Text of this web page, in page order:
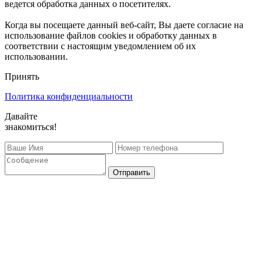
ведется обработка данных о посетителях.
Когда вы посещаете данный веб-сайт, Вы даете согласие на
использование файлов cookies и обработку данных в
соответствии с настоящим уведомлением об их
использовании.
Принять
Политика конфиденциальности
Давайте
знакомиться!
Отправить